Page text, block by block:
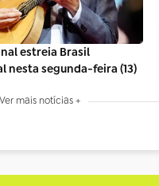
estreia Brasil
nesta segunda-feira (13)
Ver mais notícias +